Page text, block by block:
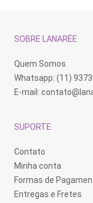
SOBRE LANARÉE
Quem Somos
Whatsapp: (11)
E-mail:
SUPORTE
Contato
Minha conta
Formas de
Entregas e Fretes